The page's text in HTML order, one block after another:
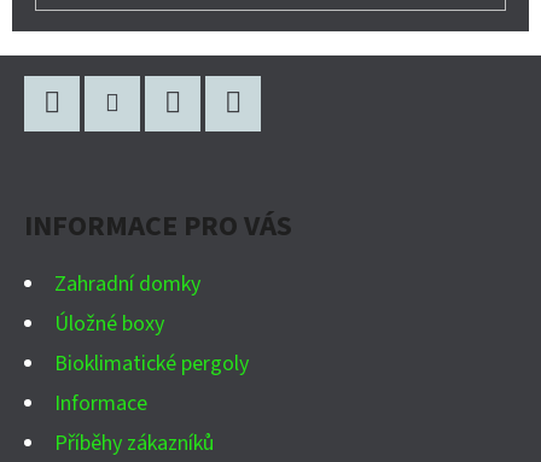
INFORMACE PRO VÁS
Zahradní domky
Úložné boxy
Bioklimatické pergoly
Informace
Příběhy zákazníků